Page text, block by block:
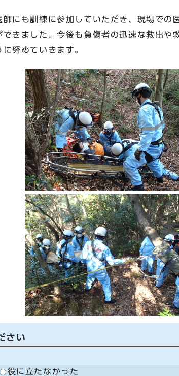
にも訓練に参加していただき、現場での
きました。今後も負傷者の迅速な救出や
努めていきます。
さい
役に立たなかった